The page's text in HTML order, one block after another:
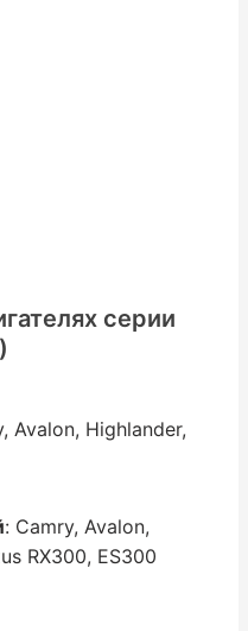
серии
Avalon, Highlander,
: Camry, Avalon,
RX300, ES300